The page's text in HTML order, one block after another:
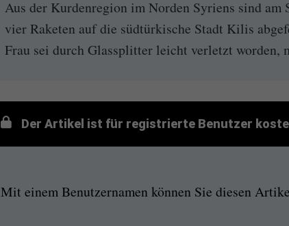
Aus der Kurdenregion im Norden Syriens sind am
vier Raketen auf die südtürkische Stadt Kilis
Frau sei durch Glassplitter leicht verletzt worden,
Der Artikel ist für registrierte Benutzer
Mit einem Benutzernamen können Sie diesen